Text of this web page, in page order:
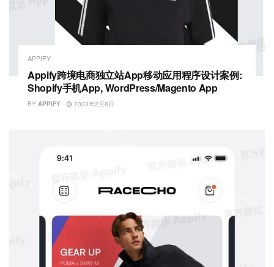
APPIFY
Appify跨境电商独立站App移动应用程序设计案例:
Shopify手机App, WordPress/Magento App
BY APPIFY 2023年2月8日